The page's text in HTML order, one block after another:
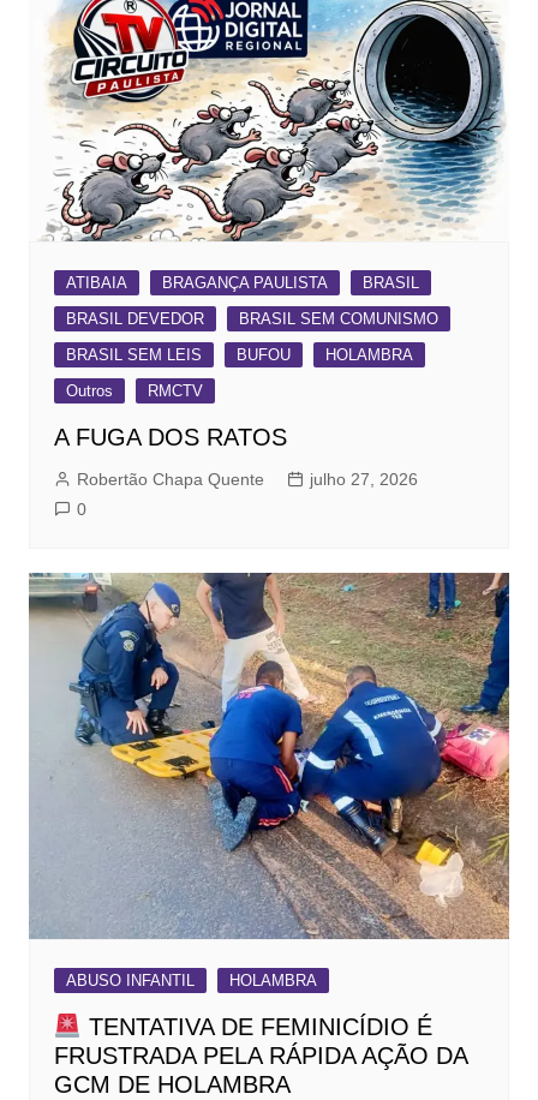
ATIBAIA BRAGANÇA PAULISTA
BRASIL
BRASIL DEVEDOR
BRASIL SEM COMUNISMO
BRASIL SEM LEIS
BUFOU
HOLAMBRA
Outros
RMCTV
A FUGA DOS RATOS
Robertão Chapa Quente
julho 27, 2026
0
ABUSO INFANTIL HOLAMBRA
TENTATIVA DE FEMINICÍDIO É
FRUSTRADA PELA RÁPIDA AÇÃO DA
GCM DE HOLAMBRA